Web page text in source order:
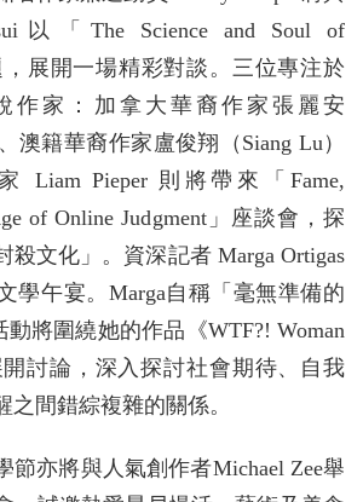
以「The Science and Soul of
，展開一場精彩對談。三位專注於
作家：加拿大華裔作家張麗安
澳籍華裔作家盧俊翔（Siang Lu）
Liam Pieper 則將帶來「Fame,
of Online Judgment」座談會，探
殺文化」。資深記者 Marga Ortigas
學午宴。Marga自稱「毫無準備的
將圍繞她的作品《WTF?! Woman
開討論，深入探討社會期待、自我
之間錯綜複雜的關係。
節亦將與人氣創作者Michael Zee舉